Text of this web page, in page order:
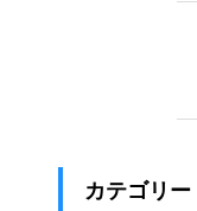
カテゴリー